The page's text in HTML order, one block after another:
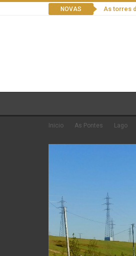
NOVAS As torres
Inicio As Pontes Lago